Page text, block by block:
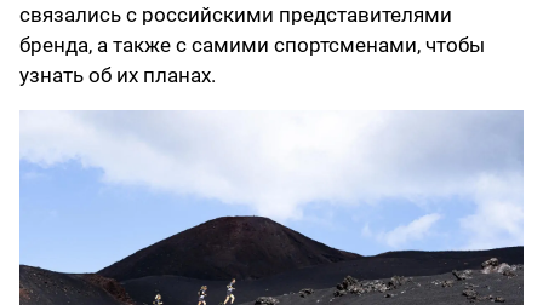
связались с российскими представителями
бренда, а также с самими спортсменами, чтобы
узнать об их планах.